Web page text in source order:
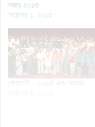
সপ্তাহ ২০১৩
অক্টোবর ১, ২০১৩
কোয়েস্ট – ২০১৩ এবং আমরা